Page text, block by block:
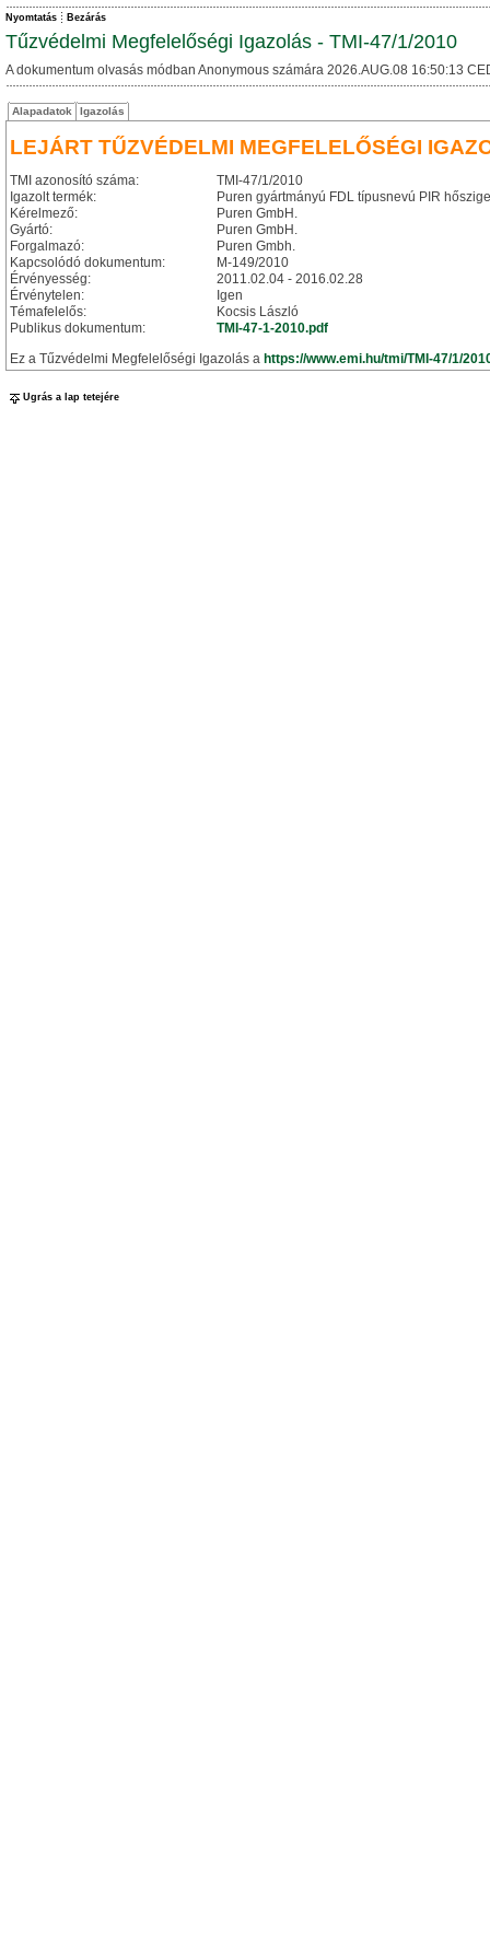
Nyomtatás Bezárás
Tűzvédelmi Megfelelőségi Igazolás - TMI-47/1/2010
A dokumentum olvasás módban Anonymous számára 2026.AUG.08 16:50:13
Alapadatok Igazolás
LEJÁRT TŰZVÉDELMI MEGFELELŐSÉGI
TMI azonosító száma:
TMI-47/1/2010
Igazolt termék:
Puren gyártmányú FDL típusnevú PIR
Kérelmező:
Puren GmbH.
Gyártó:
Puren GmbH.
Forgalmazó:
Puren Gmbh.
Kapcsolódó dokumentum:
M-149/2010
Érvényesség:
2011.02.04 - 2016.02.28
Érvénytelen:
Igen
Témafelelős:
Kocsis László
Publikus dokumentum:
TMI-47-1-2010.pdf
Ez a Tűzvédelmi Megfelelőségi Igazolás a https://www.emi.hu/tmi/TMI-47/1/
Ugrás a lap tetejére